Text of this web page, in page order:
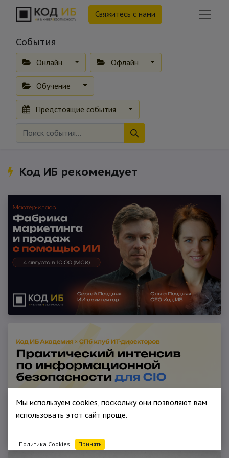
Свяжитесь с нами
События
Онлайн Офлайн
Обучение
Предстоящие события
Код ИБ рекомендует
Мы используем cookies, поскольку они позволяют вам
использовать этот сайт проще.
Политика Cookies Принять